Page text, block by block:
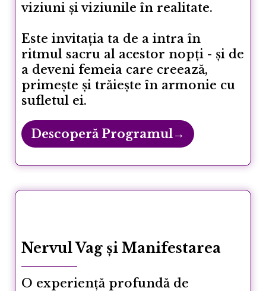
viziuni și viziunile în realitate.
Este invitația ta de a intra în
ritmul sacru al acestor nopți - și de
a deveni femeia care creează,
primește și trăiește în armonie cu
sufletul ei.
Descoperă Programul→
Nervul Vag și Manifestarea
O experiență profundă de